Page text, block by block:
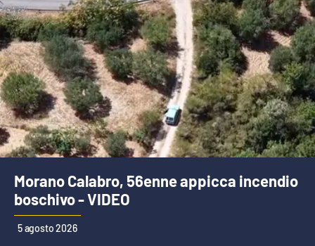
Morano Calabro, 56enne appicca incendio
boschivo - VIDEO
5 agosto 2026